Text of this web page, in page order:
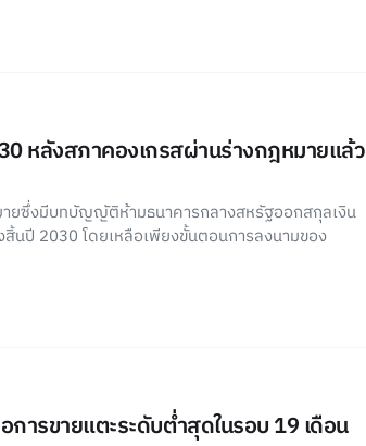
หลังสภาคองเกรสผ่านร่างกฎหมายแล้ว
ยซึ่งมีบทบัญญัติห้ามธนาคารกลางสหรัฐออกสกุลเงิน
นปี 2030 โดยเหลือเพียงขั้นตอนการลงนามของ
ารขายแตะระดับต่ำสุดในรอบ 19 เดือน